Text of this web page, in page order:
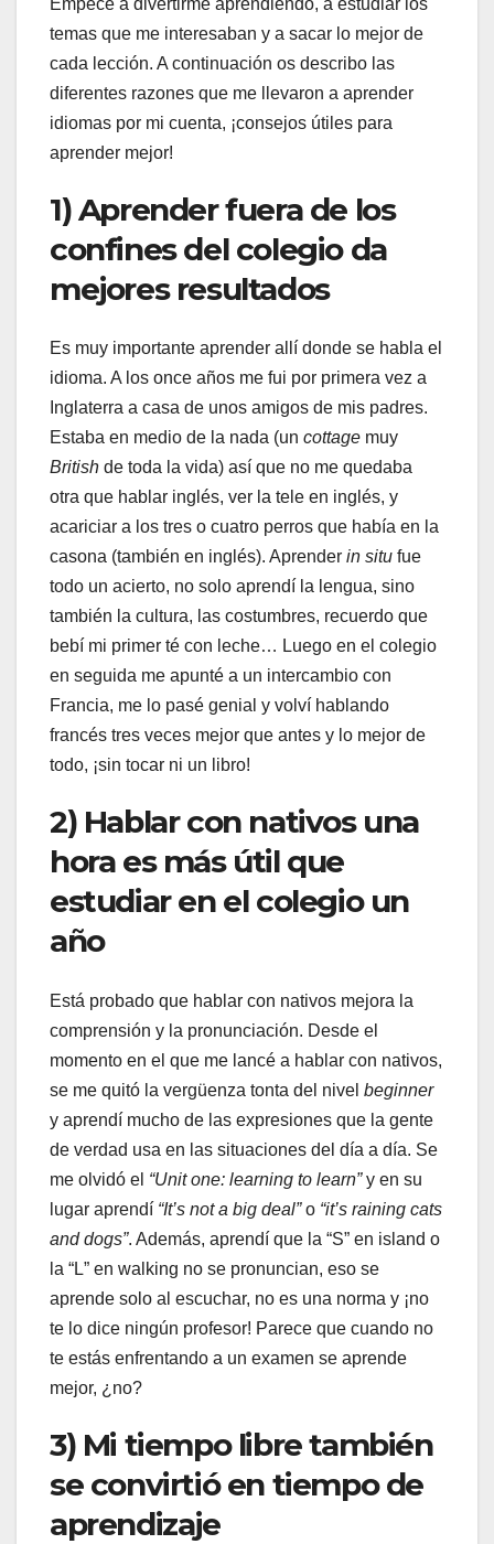
Empecé a divertirme aprendiendo, a estudiar los
temas que me interesaban y a sacar lo mejor de
cada lección. A continuación os describo las
diferentes razones que me llevaron a aprender
idiomas por mi cuenta, ¡consejos útiles para
aprender mejor!
1) Aprender fuera de los
confines del colegio da
mejores resultados
Es muy importante aprender allí donde se habla el
idioma. A los once años me fui por primera vez a
Inglaterra a casa de unos amigos de mis padres.
Estaba en medio de la nada (un cottage muy
British de toda la vida) así que no me quedaba
otra que hablar inglés, ver la tele en inglés, y
acariciar a los tres o cuatro perros que había en la
casona (también en inglés). Aprender in situ fue
todo un acierto, no solo aprendí la lengua, sino
también la cultura, las costumbres, recuerdo que
bebí mi primer té con leche… Luego en el colegio
en seguida me apunté a un intercambio con
Francia, me lo pasé genial y volví hablando
francés tres veces mejor que antes y lo mejor de
todo, ¡sin tocar ni un libro!
2) Hablar con nativos una
hora es más útil que
estudiar en el colegio un
año
Está probado que hablar con nativos mejora la
comprensión y la pronunciación. Desde el
momento en el que me lancé a hablar con nativos,
se me quitó la vergüenza tonta del nivel beginner
y aprendí mucho de las expresiones que la gente
de verdad usa en las situaciones del día a día. Se
me olvidó el “Unit one: learning to learn”y en su
lugar aprendí “It’s not a big deal”o “it’s raining cats
and dogs”. Además, aprendí que la “S” en island o
la “L” en walking no se pronuncian, eso se
aprende solo al escuchar, no es una norma y ¡no
te lo dice ningún profesor! Parece que cuando no
te estás enfrentando a un examen se aprende
mejor, ¿no?
3) Mi tiempo libre también
se convirtió en tiempo de
aprendizaje